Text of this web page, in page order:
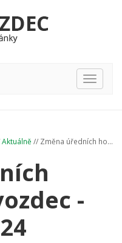
Hlavní
nabídka
Aktuálně // Změna úředních ho...
-